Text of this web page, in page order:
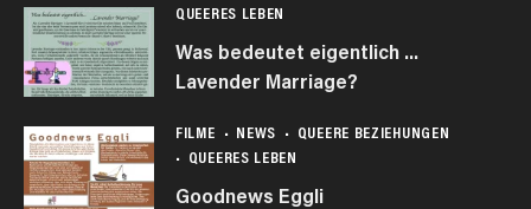
QUEERES LEBEN
Was bedeutet eigentlich …
Lavender Marriage?
FILME NEWS
QUEERE BEZIEHUNGEN
QUEERES LEBEN
Goodnews Eggli